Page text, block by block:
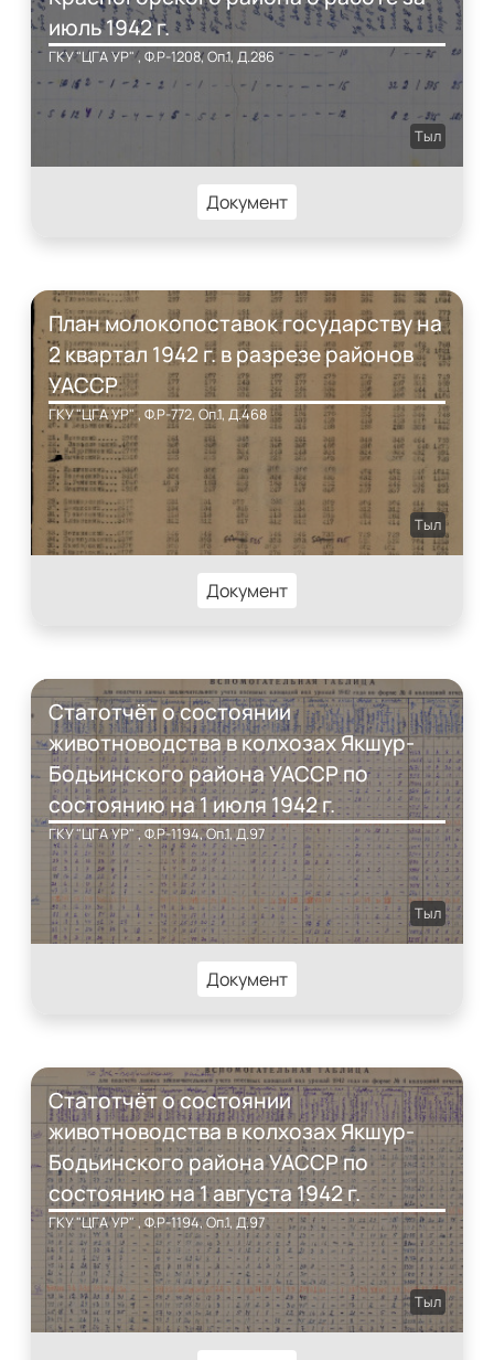
июль 1942 г.
ГКУ "ЦГА УР" , Ф.Р-1208, Оп.1, Д.286
Тыл
Документ
План молокопоставок государству на
2 квартал 1942 г. в разрезе районов
УАССР
ГКУ "ЦГА УР" , Ф.Р-772, Оп.1, Д.468
Тыл
Документ
Статотчёт о состоянии
животноводства в колхозах Якшур-
Бодьинского района УАССР по
состоянию на 1 июля 1942 г.
ГКУ "ЦГА УР" , Ф.Р-1194, Оп.1, Д.97
Тыл
Документ
Статотчёт о состоянии
животноводства в колхозах Якшур-
Бодьинского района УАССР по
состоянию на 1 августа 1942 г.
ГКУ "ЦГА УР" , Ф.Р-1194, Оп.1, Д.97
Тыл